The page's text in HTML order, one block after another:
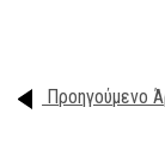
Προηγούμενο